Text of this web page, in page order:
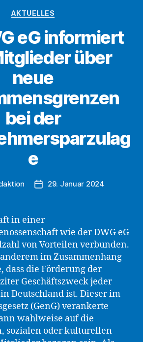
Kategorien
AKTUELLES
eG informiert
über
neue
bei der
e
Beitragsdatum
29. Januar 2024
in einer
wie der DWG eG
von Vorteilen verbunden.
im Zusammenhang
dass die Förderung der
Geschäftszweck jeder
Deutschland ist. Dieser im
(GenG) verankerte
wahlweise auf die
sozialen oder kulturellen